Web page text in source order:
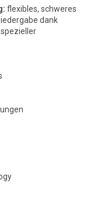
flexibles, schweres
dank